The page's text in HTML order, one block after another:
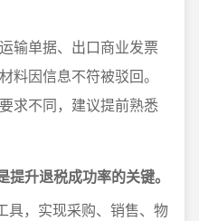
输单据、出口商业发票
料因信息不符被驳回。
求不同，建议提前熟悉
升退税成功率的关键。
具，实现采购、销售、物